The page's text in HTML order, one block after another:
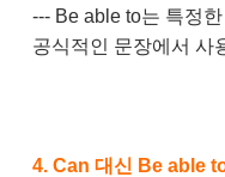
--- Be able to는 특정
공식적인 문장에서 사
4. Can 대신 Be able